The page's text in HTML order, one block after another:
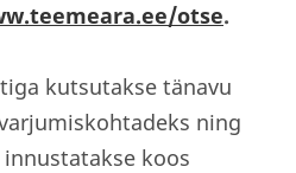
otse.
kutsutakse tänavu
ning
koos